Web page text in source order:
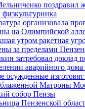
поздравил
организовала
на Олимпийской
утром ракетная
за пределами
затребовал доклад
аварийного
осужденные
Матроны
собор Пензы
Пензенской